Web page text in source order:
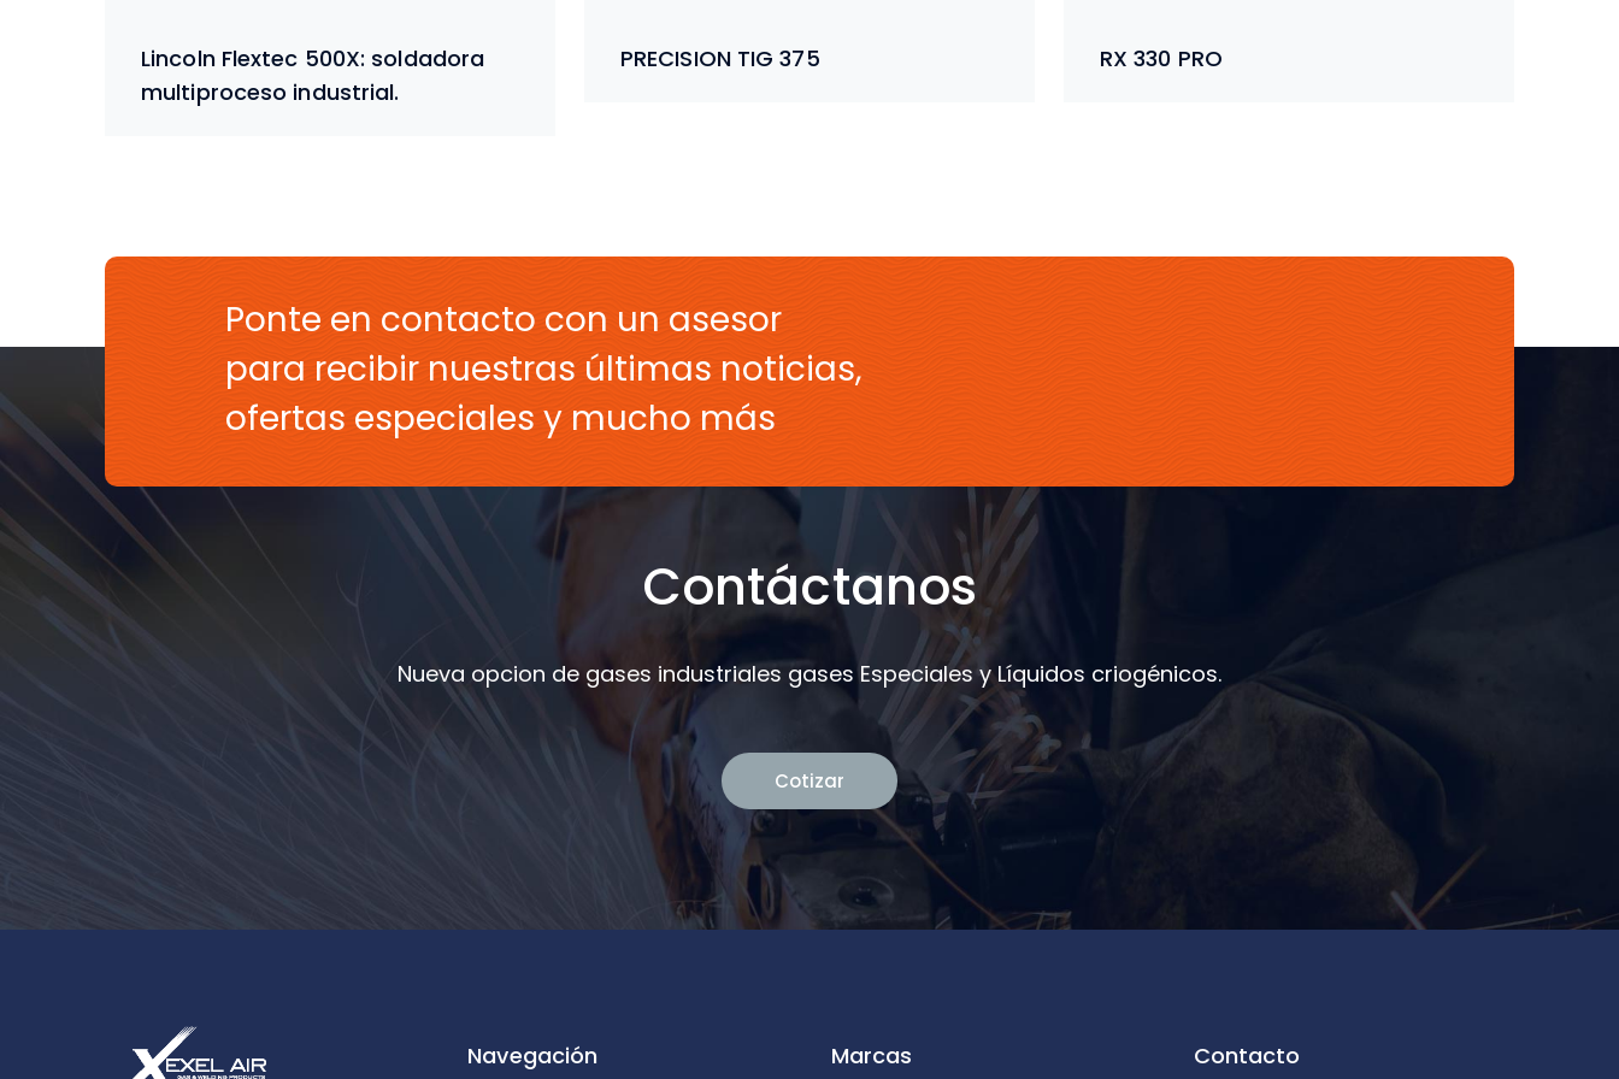
Lincoln Flextec 500X: soldadora
multiproceso industrial.
PRECISION TIG 375 RX 330 PRO
Ponte en contacto con un asesor
para recibir nuestras últimas noticias,
ofertas especiales y mucho más
Contáctanos
Nueva opcion de gases industriales gases Especiales y Líquidos criogénicos.
Cotizar
Navegación Marcas Contacto